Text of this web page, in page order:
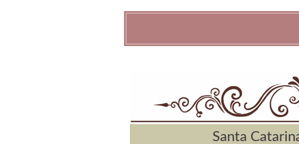
Santa